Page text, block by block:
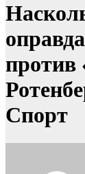
против
Спорт